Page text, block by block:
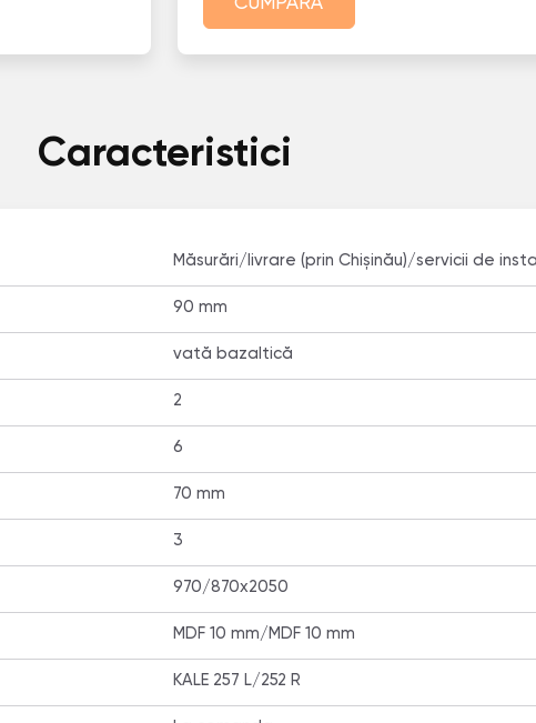
Caracteristici
Măsurări/livrare (prin Chișinău)/servicii de
90 mm
vată bazaltică
2
6
70 mm
3
970/870x2050
MDF 10 mm/MDF 10 mm
KALE 257 L/252 R